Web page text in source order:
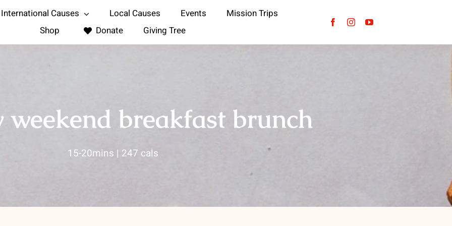
International Causes Local Causes Events
Mission Trips
Shop
Donate Giving Tree
weekend breakfast brunch
15-20mins | 247 cals